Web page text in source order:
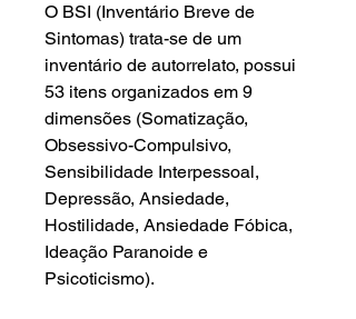
O BSI (Inventário Breve de
Sintomas) trata-se de um
inventário de autorrelato, possui
53 itens organizados em 9
dimensões (Somatização,
Obsessivo-Compulsivo,
Sensibilidade Interpessoal,
Depressão, Ansiedade,
Hostilidade, Ansiedade Fóbica,
Ideação Paranoide e
Psicoticismo).